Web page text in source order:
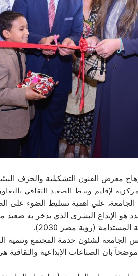
الفنون التشكيلية والحرف
لإقليم وسط الصعيد الثقافي
علي اهمية تسليط الضوء على
هو الإبداع البشرى الذي يذخر به صعيد
(رؤية مصر 2030).
الجامعة لشئون خدمة المجتمع وتنمية
بأن الصناعات الإبداعية